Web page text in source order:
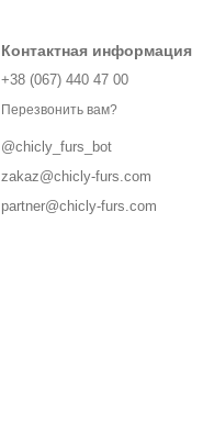
Контактная информация
+38 (067) 440 47 00
Перезвонить вам?
@chicly_furs_bot
zakaz@chicly-furs.com
partner@chicly-furs.com